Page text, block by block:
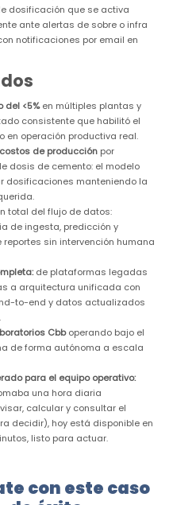
dosificación que se activa
ante alertas de sobre o infra
notificaciones por email en
del <5%en múltiples plantas y
consistente que habilitó el
en operación productiva real.
de producción por
dosis de cemento: el modelo
dosificaciones manteniendo la
total del flujo de datos:
de ingesta, predicción y
reportes sin intervención humana
de plataformas legadas
a arquitectura unificada con
to-end y datos actualizados
Cbboperando bajo el
de forma autónoma a escala
para el equipo operativo:
una hora diaria
calcular y consultar el
decidir), hoy está disponible en
listo para actuar.
con este caso